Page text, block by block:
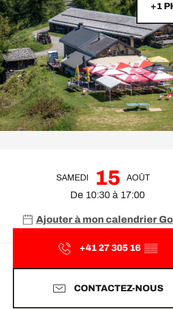
+1
et
SAMEDI 15 AOÛT
De 10:30 à 17:00
Ajouter à mon calendrier
+41 27 305 16 ▒▒
CONTACTEZ-NOUS